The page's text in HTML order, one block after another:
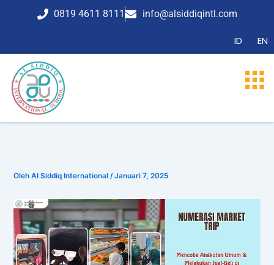
0819 4611 8111 info@alsiddiqintl.com
ID EN
OlehAl Siddiq International/Januari 7, 2025